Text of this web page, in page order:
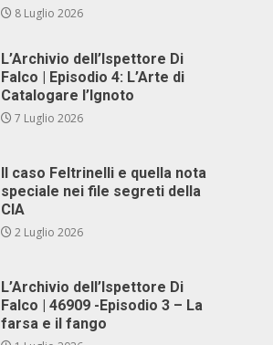
8 Luglio 2026
L’Archivio dell’Ispettore Di
Falco | Episodio 4: L’Arte di
Catalogare l’Ignoto
7 Luglio 2026
Il caso Feltrinelli e quella nota
speciale nei file segreti della
CIA
2 Luglio 2026
L’Archivio dell’Ispettore Di
Falco | 46909 -Episodio 3 – La
farsa e il fango